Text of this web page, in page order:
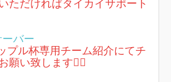
ただければタイカイサポート
バー
プル杯専用チーム紹介にてチ
願い致します🙇‍♀️